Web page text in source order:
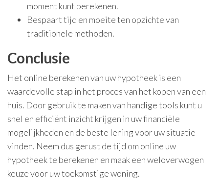
moment kunt berekenen.
Bespaart tijd en moeite ten opzichte van
traditionele methoden.
Conclusie
Het online berekenen van uw hypotheek is een
waardevolle stap in het proces van het kopen van een
huis. Door gebruik te maken van handige tools kunt u
snel en efficiënt inzicht krijgen in uw financiële
mogelijkheden en de beste lening voor uw situatie
vinden. Neem dus gerust de tijd om online uw
hypotheek te berekenen en maak een weloverwogen
keuze voor uw toekomstige woning.